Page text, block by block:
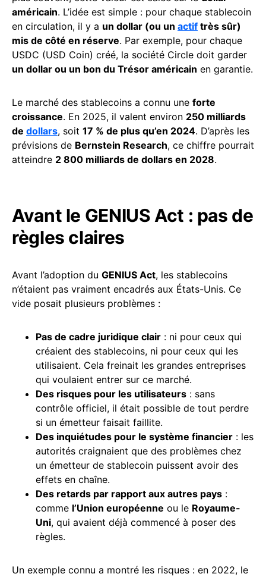
américain. L’idée est simple : pour chaque stablecoin
en circulation, il y a un dollar (ou un actif très sûr)
mis de côté en réserve. Par exemple, pour chaque
USDC (USD Coin) créé, la société Circle doit garder
un dollar ou un bon du Trésor américain en garantie.
Le marché des stablecoins a connu une forte
croissance. En 2025, il valent environ 250 milliards
de dollars, soit 17 % de plus qu’en 2024. D’après les
prévisions de Bernstein Research, ce chiffre pourrait
atteindre 2 800 milliards de dollars en 2028.
Avant le GENIUS Act : pas de
règles claires
Avant l’adoption du GENIUS Act, les stablecoins
n’étaient pas vraiment encadrés aux États-Unis. Ce
vide posait plusieurs problèmes :
Pas de cadre juridique clair : ni pour ceux qui
créaient des stablecoins, ni pour ceux qui les
utilisaient. Cela freinait les grandes entreprises
qui voulaient entrer sur ce marché.
Des risques pour les utilisateurs : sans
contrôle officiel, il était possible de tout perdre
si un émetteur faisait faillite.
Des inquiétudes pour le système financier : les
autorités craignaient que des problèmes chez
un émetteur de stablecoin puissent avoir des
effets en chaîne.
Des retards par rapport aux autres pays :
comme l’Union européenne ou le Royaume-
Uni, qui avaient déjà commencé à poser des
règles.
Un exemple connu a montré les risques : en 2022, le